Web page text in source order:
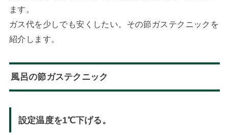
ます。
ガス代を少しでも安くしたい。その節ガステクニックを
紹介します。
風呂の節ガステクニック
設定温度を1℃下げる。